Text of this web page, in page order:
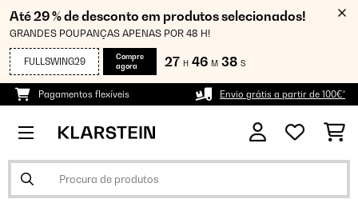
Até 29 % de desconto em produtos selecionados!
GRANDES POUPANÇAS APENAS POR 48 H!
FULLSWING29
Compre
agora
27 H 46 M 38 S
Pagamentos flexíveis Envio grátis a partir de 100€*